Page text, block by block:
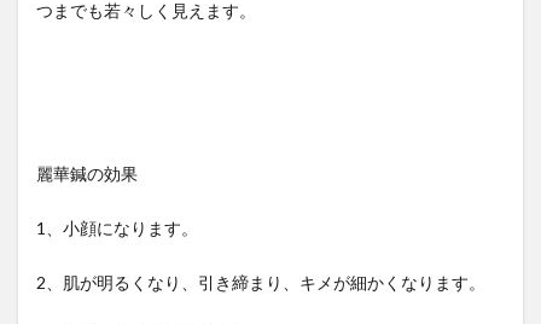
つまでも若々しく見えます。
麗華鍼の効果
1、小顔になります。
2、肌が明るくなり、引き締まり、キメが細かくなります。